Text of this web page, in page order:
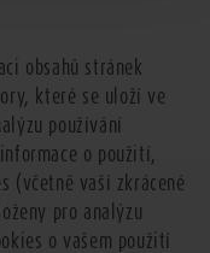
obsahů stránek
které se uloží ve
používání
o použití,
(včetně vaší zkrácené
pro analýzu
o vašem použití